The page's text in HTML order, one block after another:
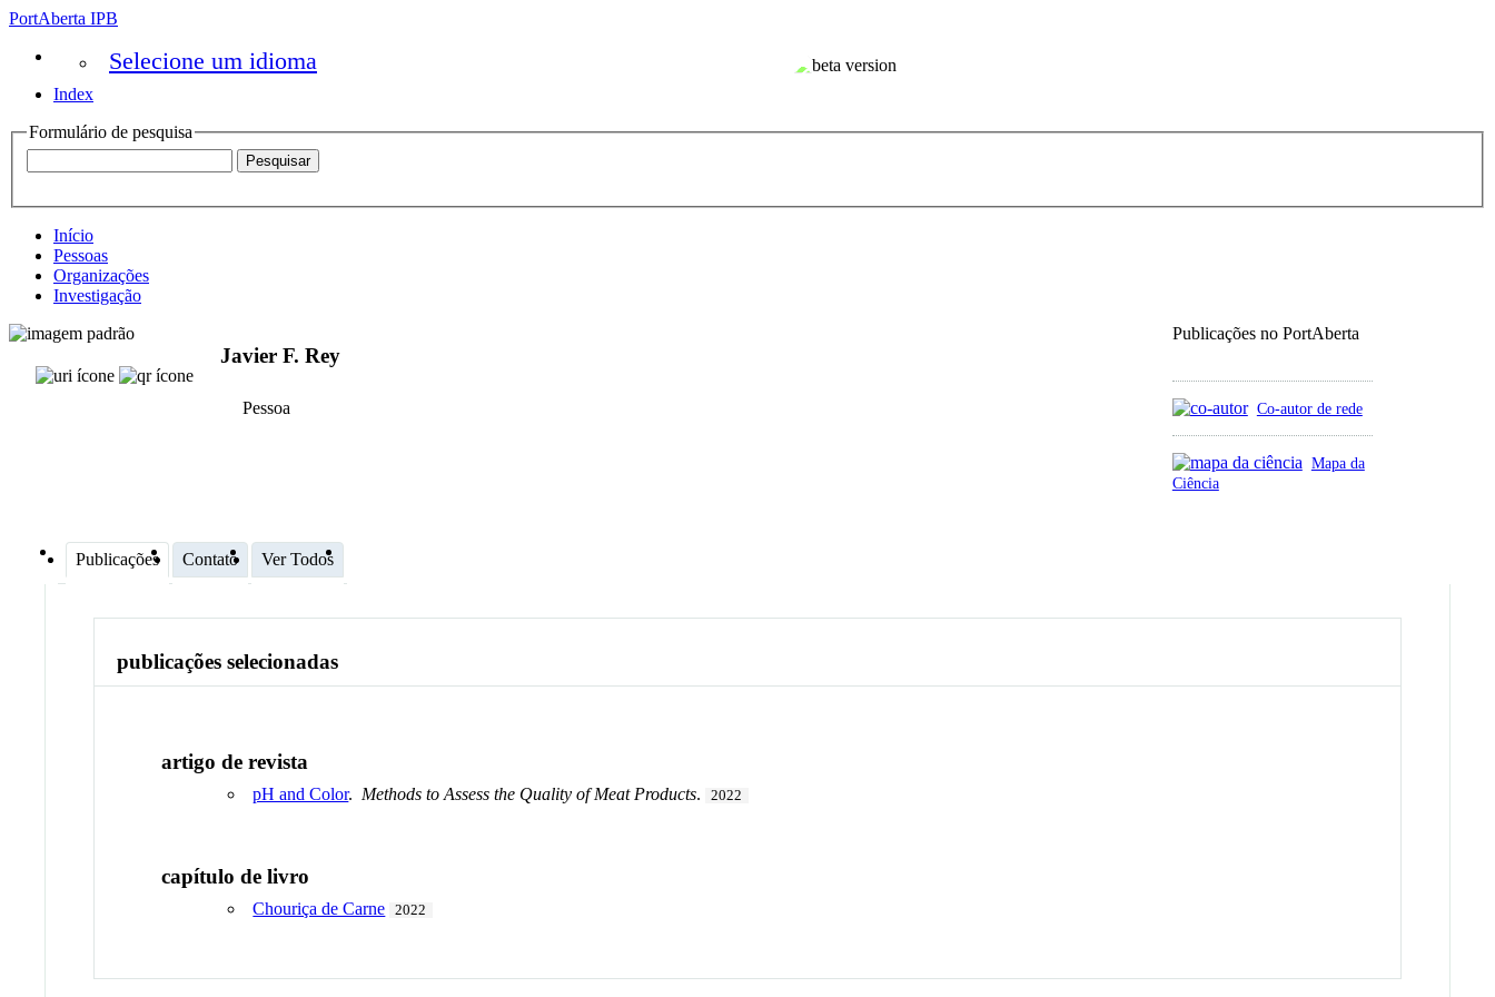
PortAberta IPB
Selecione um idioma
Index
Formulário de pesquisa
Início
Pessoas
Organizações
Investigação
Publicações no PortAberta
Co-autor de rede
Mapa da
Ciência
Javier F. Rey
Pessoa
Publicações Contato Ver Todos
publicações selecionadas
artigo de revista
pH and Color. Methods to Assess the Quality of Meat Products. 2022
capítulo de livro
Chouriça de Carne 2022